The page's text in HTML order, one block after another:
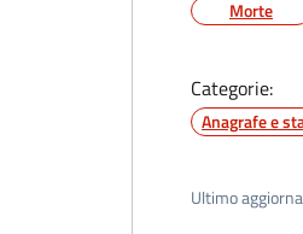
Morte
Categorie:
Anagrafe e
Ultimo